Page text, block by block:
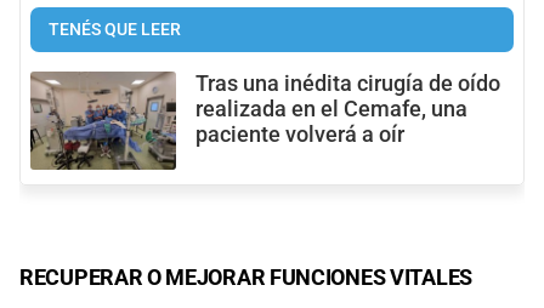
TENÉS QUE LEER
Tras una inédita cirugía de oído
realizada en el Cemafe, una
paciente volverá a oír
RECUPERAR O MEJORAR FUNCIONES VITALES